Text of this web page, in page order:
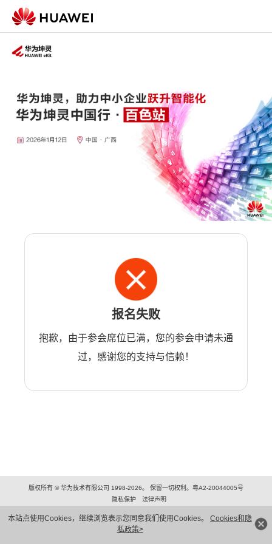
本站点使用Cookies，继续浏览表示您同意我们使用Cookies。 Cookies和隐
私政策>
报名失败
抱歉，由于参会席位已满，您的参会申请未通
过，感谢您的支持与信赖！
版权所有 © 华为技术有限公司 1998-2026。 保留一切权利。粤A2-20044005号
隐私保护
法律声明